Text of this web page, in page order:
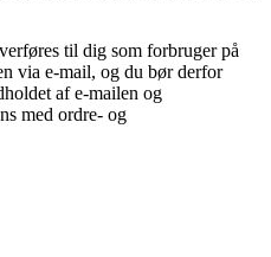
til dig som forbruger på
via e-mail, og du bør derfor
af e-mailen og
med ordre- og